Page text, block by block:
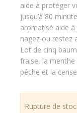
aide à protéger
jusqu’à 80
aromatisé aide
nagez ou restez
Lot de cinq
fraise, la menthe
pêche et la
Rupture de